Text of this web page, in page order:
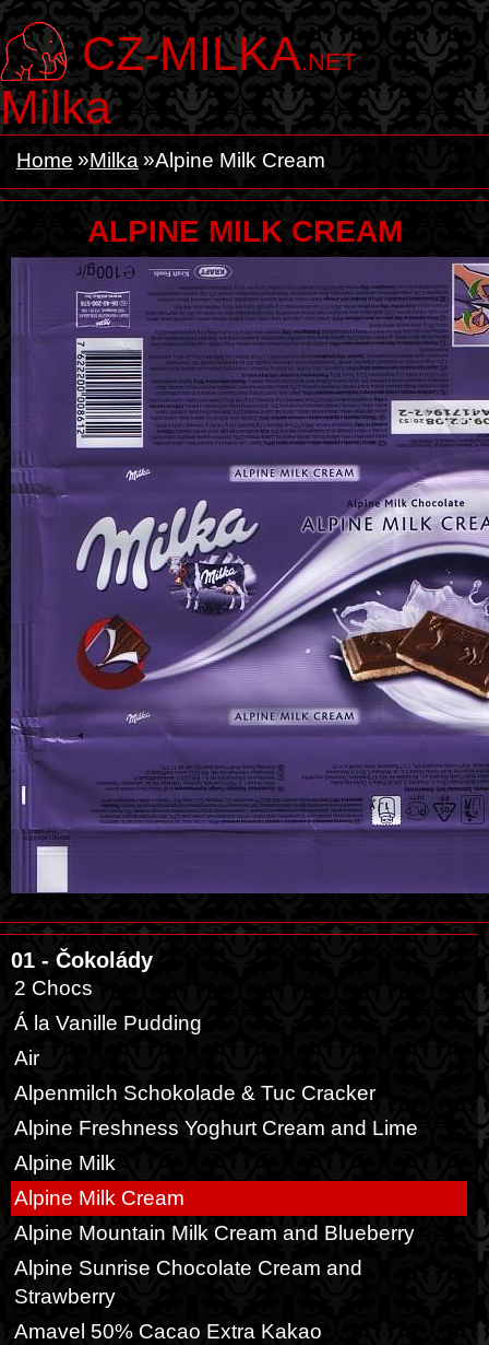
CZ-MILKA.NET
Milka
Home Milka Alpine Milk Cream
ALPINE MILK CREAM
01 - Čokolády
2 Chocs
Á la Vanille Pudding
Air
Alpenmilch Schokolade & Tuc Cracker
Alpine Freshness Yoghurt Cream and Lime
Alpine Milk
Alpine Milk Cream
Alpine Mountain Milk Cream and Blueberry
Alpine Sunrise Chocolate Cream and
Strawberry
Amavel 50% Cacao Extra Kakao